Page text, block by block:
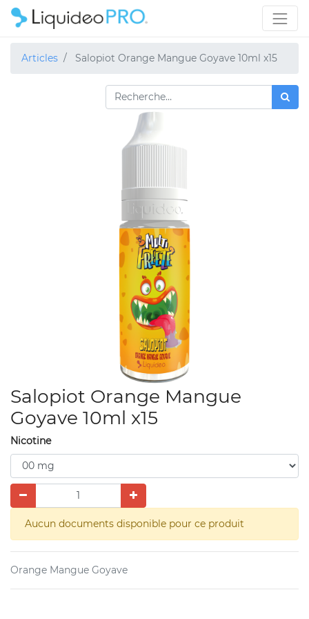
Articles Salopiot Orange Mangue Goyave 10ml x15
Salopiot Orange Mangue
Goyave 10ml x15
Nicotine
Aucun documents disponible pour ce produit
Orange Mangue Goyave